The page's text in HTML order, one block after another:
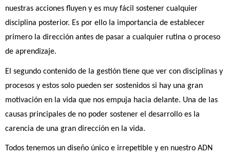
nuestras acciones fluyen y es muy fácil sostener cualquier
disciplina posterior. Es por ello la importancia de establecer
primero la dirección antes de pasar a cualquier rutina o proceso
de aprendizaje.
El segundo contenido de la gestión tiene que ver con disciplinas y
procesos y estos solo pueden ser sostenidos si hay una gran
motivación en la vida que nos empuja hacia delante. Una de las
causas principales de no poder sostener el desarrollo es la
carencia de una gran dirección en la vida.
Todos tenemos un diseño único e irrepetible y en nuestro ADN